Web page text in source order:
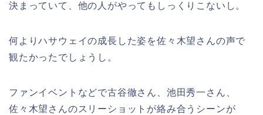
決まっていて、他の人がやってもしっくりこないし。
何よりハサウェイの成長した姿を佐々木望さんの声で
観たかったでしょうし。
ファンイベントなどで古谷徹さん、池田秀一さん、
佐々木望さんのスリーショットが絡み合うシーンが